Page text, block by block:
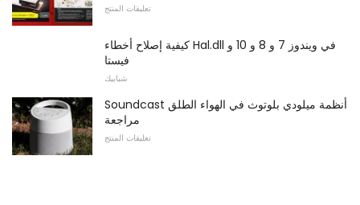
تعليقات المنتج
كيفية إصلاح أخطاء Hal.dll في ويندوز 7 و 8 و 10 و
فيستا
شبابيك
Soundcast أنظمة ميلودي بلوتوث في الهواء الطلق
مراجعة
تعليقات المنتج